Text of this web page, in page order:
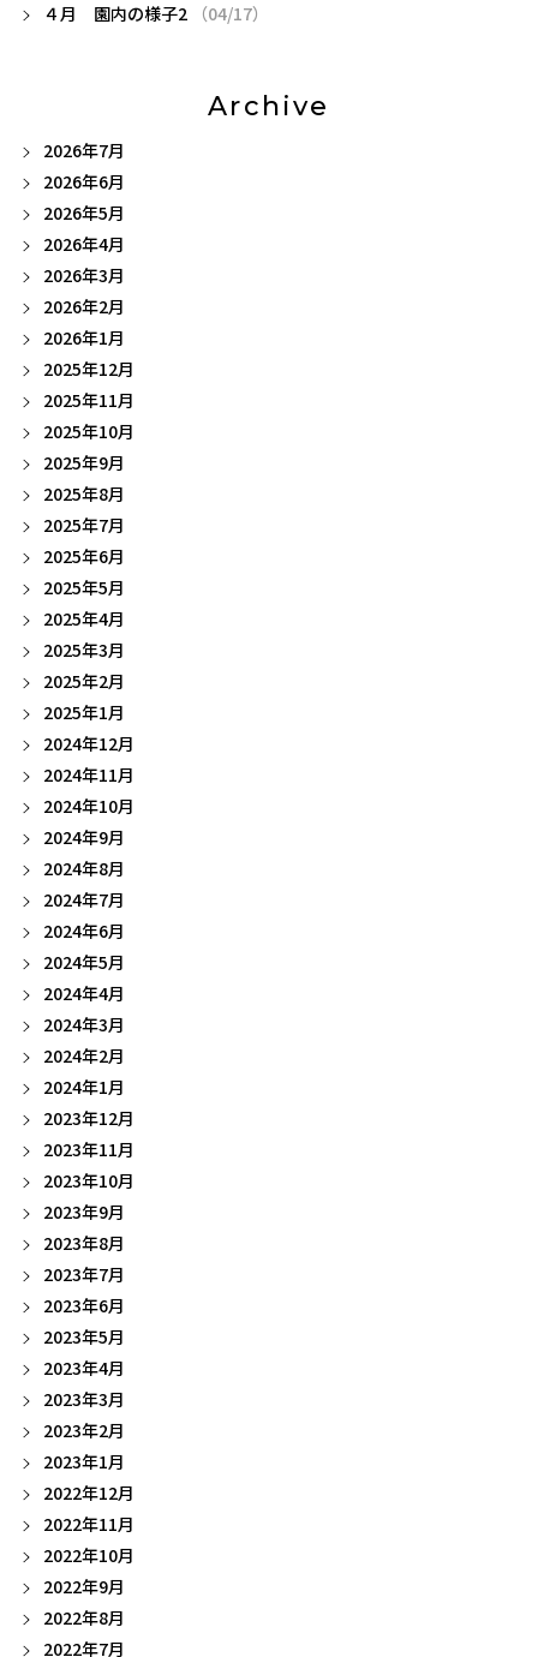
４月 園内の様子2
（04/17）
Archive
2026年7月
2026年6月
2026年5月
2026年4月
2026年3月
2026年2月
2026年1月
2025年12月
2025年11月
2025年10月
2025年9月
2025年8月
2025年7月
2025年6月
2025年5月
2025年4月
2025年3月
2025年2月
2025年1月
2024年12月
2024年11月
2024年10月
2024年9月
2024年8月
2024年7月
2024年6月
2024年5月
2024年4月
2024年3月
2024年2月
2024年1月
2023年12月
2023年11月
2023年10月
2023年9月
2023年8月
2023年7月
2023年6月
2023年5月
2023年4月
2023年3月
2023年2月
2023年1月
2022年12月
2022年11月
2022年10月
2022年9月
2022年8月
2022年7月